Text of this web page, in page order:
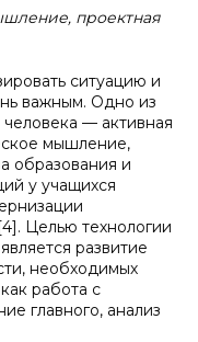
проектная
ситуацию и
важным. Одно из
— активная
мышление,
образования и
у учащихся
Целью технологии
развитие
необходимых
работа с
главного, анализ